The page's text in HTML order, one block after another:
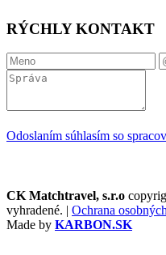
RÝCHLYKONTAKT
Odoslaním súhlasím so
CK Matchtravel, s.r.o
vyhradené. | Ochrana
Made by KARBON.SK